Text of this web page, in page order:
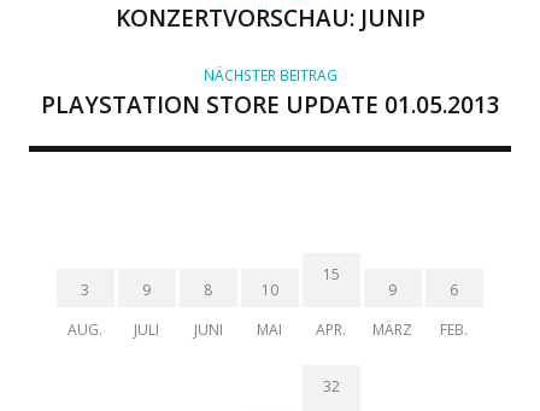
KONZERTVORSCHAU: JUNIP
NÄCHSTER BEITRAG
PLAYSTATION STORE UPDATE 01.05.2013
3
AUG.
9
JULI
8
JUNI
10
MAI
15
APR.
9
MÄRZ
6
FEB.
32